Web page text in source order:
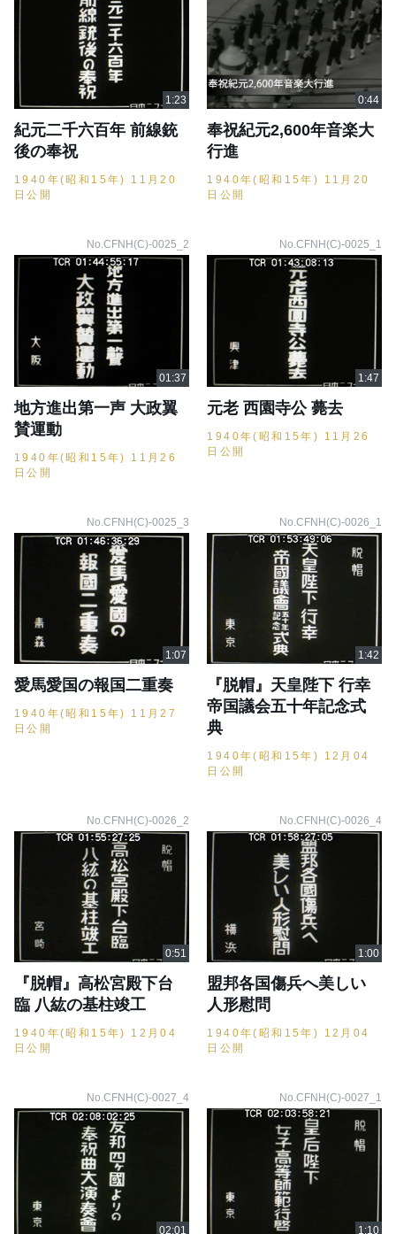
紀元二千六百年 前線銃
後の奉祝
1940年(昭和15年) 11月20
日公開
奉祝紀元2,600年音楽大
行進
1940年(昭和15年) 11月20
日公開
No.CFNH(C)-0025_2
地方進出第一声 大政翼
賛運動
1940年(昭和15年) 11月26
日公開
No.CFNH(C)-0025_1
元老 西園寺公 薨去
1940年(昭和15年) 11月26
日公開
No.CFNH(C)-0025_3
愛馬愛国の報国二重奏
1940年(昭和15年) 11月27
日公開
No.CFNH(C)-0026_1
『脱帽』天皇陛下 行幸
帝国議会五十年記念式
典
1940年(昭和15年) 12月04
日公開
No.CFNH(C)-0026_2
『脱帽』高松宮殿下台
臨 八紘の基柱竣工
1940年(昭和15年) 12月04
日公開
No.CFNH(C)-0026_4
盟邦各国傷兵へ美しい
人形慰問
1940年(昭和15年) 12月04
日公開
No.CFNH(C)-0027_4 No.CFNH(C)-0027_1